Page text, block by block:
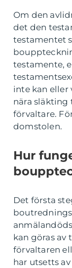
Om den
det den
testamentet
testamente,
inte kan eller
nära släkting
förvaltare.
domstolen.
Hur
Det första
kan göras av
förvaltaren
har utsetts